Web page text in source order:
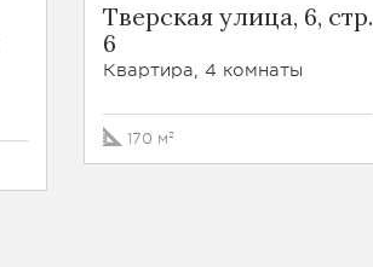
Тверская улица, 6, стр.
6
Квартира, 4 комнаты
170 м²